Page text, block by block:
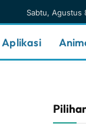
Sabtu, Agustus
Aplikasi